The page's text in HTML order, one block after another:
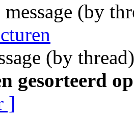
message (by
(by
gesorteerd
]